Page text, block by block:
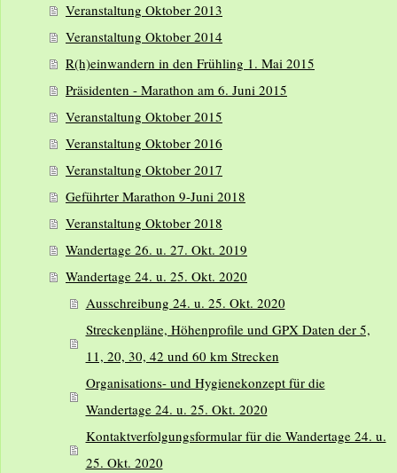
Veranstaltung Oktober 2013
Veranstaltung Oktober 2014
R(h)einwandern in den Frühling 1. Mai 2015
Präsidenten - Marathon am 6. Juni 2015
Veranstaltung Oktober 2015
Veranstaltung Oktober 2016
Veranstaltung Oktober 2017
Geführter Marathon 9-Juni 2018
Veranstaltung Oktober 2018
Wandertage 26. u. 27. Okt. 2019
Wandertage 24. u. 25. Okt. 2020
Ausschreibung 24. u. 25. Okt. 2020
Streckenpläne, Höhenprofile und GPX Daten der 5,
11, 20, 30, 42 und 60 km Strecken
Organisations- und Hygienekonzept für die
Wandertage 24. u. 25. Okt. 2020
Kontaktverfolgungsformular für die Wandertage 24. u.
25. Okt. 2020